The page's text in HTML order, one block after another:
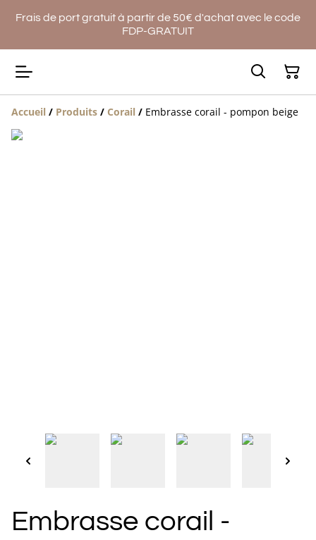
Frais de port gratuit à partir de 50€ d'achat avec le code
FDP-GRATUIT
Accueil / Produits / Corail / Embrasse corail - pompon beige
Embrasse corail -